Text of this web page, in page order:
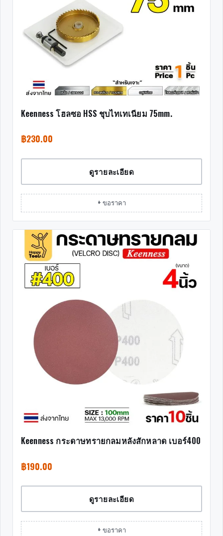
Keenness โฮลซอ HSS ชุบไทเทเนียม 75mm.
฿230.00
ดูรายละเอียด
+ ขอราคา
Keenness กระดาษทรายกลมหลังสักหลาด เบอร์400
฿190.00
ดูรายละเอียด
+ ขอราคา